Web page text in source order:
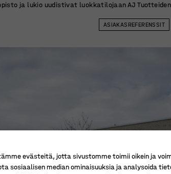
ja lukio uudistivat luokkatilojaan AJ
ASIAKASREFERENSSIT
evästeitä, jotta sivustomme toimii oikein ja
sosiaalisen median ominaisuuksia ja analysoida